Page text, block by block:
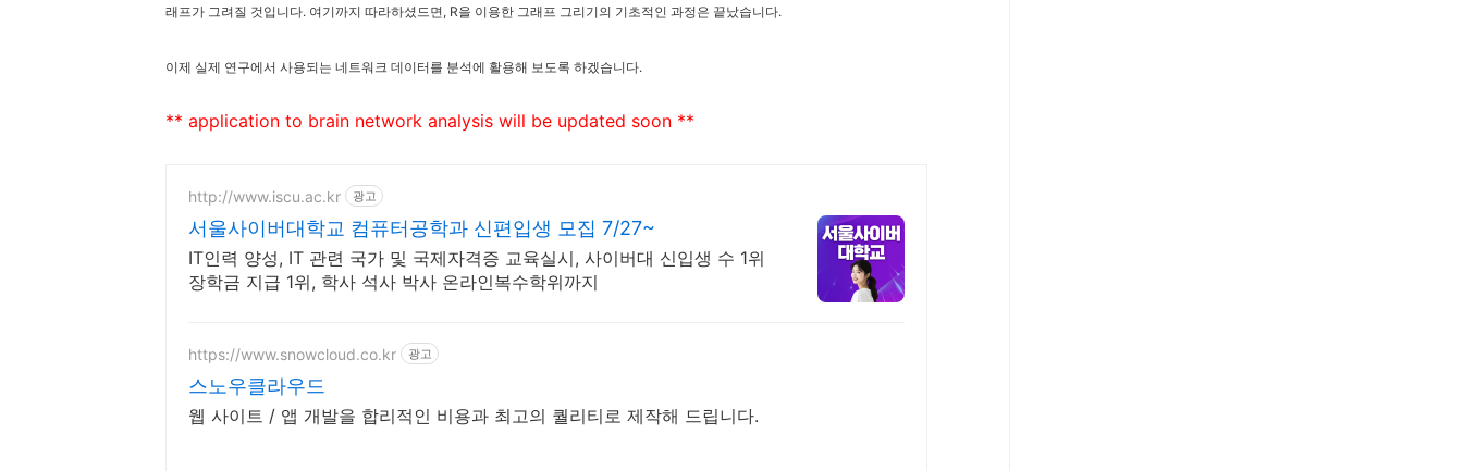
래프가 그려질 것입니다. 여기까지 따라하셨드면, R을 이용한 그래프 그리기의 기초적인 과정은 끝났습니다.
이제 실제 연구에서 사용되는 네트워크 데이터를 분석에 활용해 보도록 하겠습니다.
** application to brain network analysis will be updated soon **
http://www.iscu.ac.kr 광고
서울사이버대학교 컴퓨터공학과 신편입생 모집 7/27~
IT인력 양성, IT 관련 국가 및 국제자격증 교육실시, 사이버대 신입생 수 1위
장학금 지급 1위, 학사 석사 박사 온라인복수학위까지
https://www.snowcloud.co.kr 광고
스노우클라우드
웹 사이트 / 앱 개발을 합리적인 비용과 최고의 퀄리티로 제작해 드립니다.